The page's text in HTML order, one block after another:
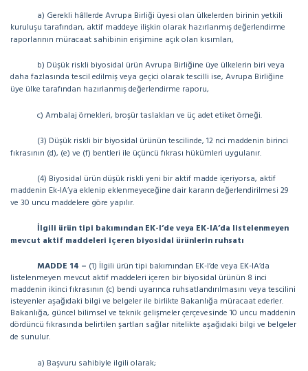
a) Gerekli hâllerde Avrupa Birliği üyesi olan ülkelerden birinin yetkili
kuruluşu tarafından, aktif maddeye ilişkin olarak hazırlanmış değerlendirme
raporlarının müracaat sahibinin erişimine açık olan kısımları,
b) Düşük riskli biyosidal ürün Avrupa Birliğine üye ülkelerin biri veya
daha fazlasında tescil edilmiş veya geçici olarak tescilli ise, Avrupa Birliğine
üye ülke tarafından hazırlanmış değerlendirme raporu,
c) Ambalaj örnekleri, broşür taslakları ve üç adet etiket örneği.
(3) Düşük riskli bir biyosidal ürünün tescilinde, 12 nci maddenin birinci
fıkrasının (d), (e) ve (f) bentleri ile üçüncü fıkrası hükümleri uygulanır.
(4) Biyosidal ürün düşük riskli yeni bir aktif madde içeriyorsa, aktif
maddenin Ek-IA’ya eklenip eklenmeyeceğine dair kararın değerlendirilmesi 29
ve 30 uncu maddelere göre yapılır.
İlgili ürün tipi bakımından EK-I’de veya EK-IA’da listelenmeyen
mevcut aktif maddeleri içeren biyosidal ürünlerin ruhsatı
MADDE 14 – (1) İlgili ürün tipi bakımından EK-I’de veya EK-IA’da
listelenmeyen mevcut aktif maddeleri içeren bir biyosidal ürünün 8 inci
maddenin ikinci fıkrasının (c) bendi uyarınca ruhsatlandırılmasını veya tescilini
isteyenler aşağıdaki bilgi ve belgeler ile birlikte Bakanlığa müracaat ederler.
Bakanlığa, güncel bilimsel ve teknik gelişmeler çerçevesinde 10 uncu maddenin
dördüncü fıkrasında belirtilen şartları sağlar nitelikte aşağıdaki bilgi ve belgeler
de sunulur.
a) Başvuru sahibiyle ilgili olarak;